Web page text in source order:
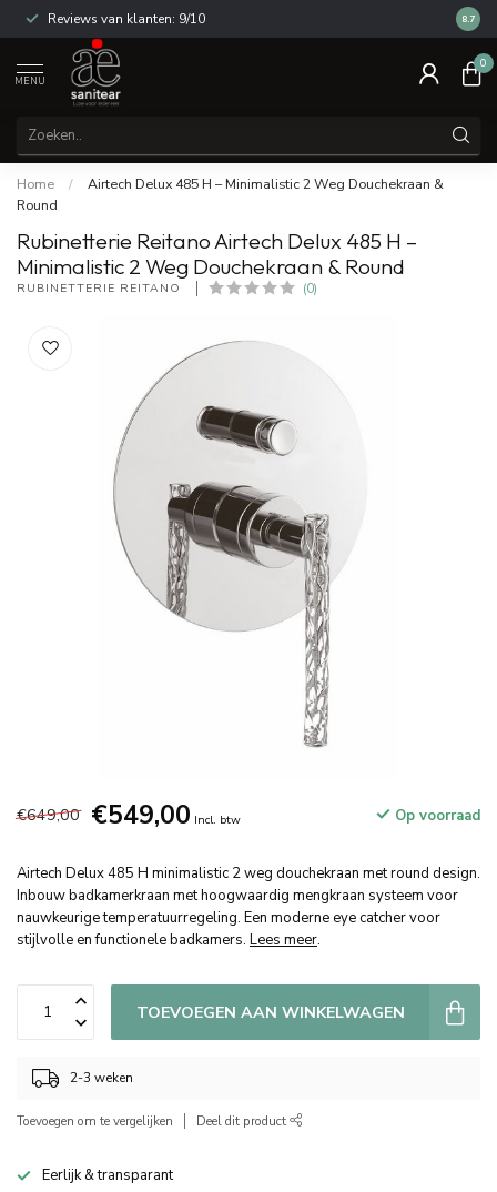
Reviews van klanten: 9/10 14
8.7
MENU
0
Home /
Airtech Delux 485 H – Minimalistic 2 Weg Douchekraan &
Round
Rubinetterie Reitano Airtech Delux 485 H –
Minimalistic 2 Weg Douchekraan & Round
RUBINETTERIE REITANO (0)
€649,00 €549,00 Incl. btw Op voorraad
Airtech Delux 485 H minimalistic 2 weg douchekraan met round design.
Inbouw badkamerkraan met hoogwaardig mengkraan systeem voor
nauwkeurige temperatuurregeling. Een moderne eye catcher voor
stijlvolle en functionele badkamers. Lees meer.
TOEVOEGEN AAN WINKELWAGEN
2-3 weken
Toevoegen om te vergelijken Deel dit product
Eerlijk & transparant